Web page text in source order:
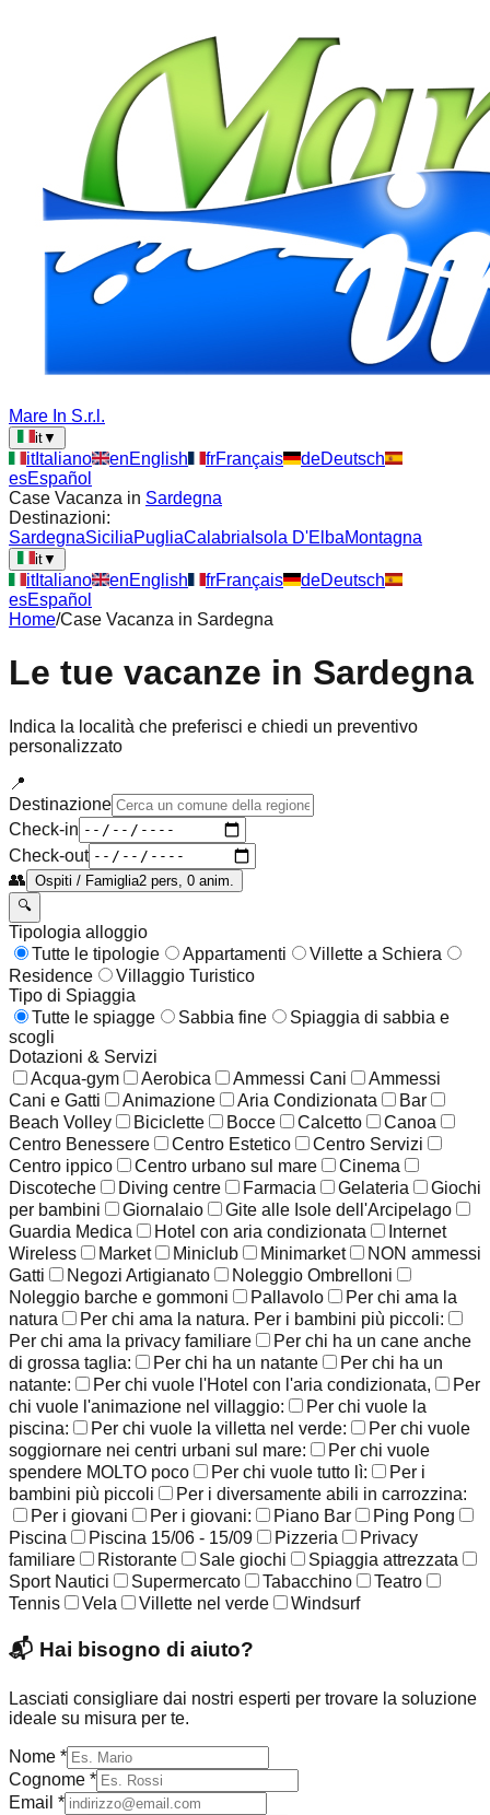
Mare In S.r.l.
it▼
itItaliano enEnglish frFrançais deDeutsch
esEspañol
Case Vacanza in Sardegna
Destinazioni:
SardegnaSiciliaPugliaCalabria Isola D'ElbaMontagna
it▼
itItaliano enEnglish frFrançais deDeutsch
esEspañol
Home/Case Vacanza in Sardegna
Le tue vacanze in Sardegna
Indica la località che preferisci e chiedi un preventivo
personalizzato
📍
Destinazione
Check-in
Check-out
👥 Ospiti / Famiglia2 pers, 0 anim.
🔍
Tipologia alloggio
Tutte le tipologie
Appartamenti
Villette a Schiera
Residence
Villaggio Turistico
Tipo di Spiaggia
Tutte le spiagge
Sabbia fine
Spiaggia di sabbia e
scogli
Dotazioni & Servizi
Acqua-gym
Aerobica Ammessi Cani
Ammessi
Cani e Gatti
Animazione Aria Condizionata
Bar
Beach Volley
Biciclette Bocce Calcetto
Canoa
Centro Benessere
Centro Estetico
Centro Servizi
Centro ippico
Centro urbano sul mare
Cinema
Discoteche
Diving centre Farmacia Gelateria
Giochi
per bambini
Giornalaio
Gite alle Isole dell'Arcipelago
Guardia Medica
Hotel con aria condizionata
Internet
Wireless
Market Miniclub Minimarket
NON ammessi
Gatti
Negozi Artigianato
Noleggio Ombrelloni
Noleggio barche e gommoni
Pallavolo
Per chi ama la
natura
Per chi ama la natura. Per i bambini più piccoli:
Per chi ama la privacy familiare
Per chi ha un cane anche
di grossa taglia:
Per chi ha un natante
Per chi ha un
natante:
Per chi vuole l'Hotel con l'aria condizionata,
Per
chi vuole l'animazione nel villaggio:
Per chi vuole la
piscina:
Per chi vuole la villetta nel verde:
Per chi vuole
soggiornare nei centri urbani sul mare:
Per chi vuole
spendere MOLTO poco
Per chi vuole tutto lì:
Per i
bambini più piccoli
Per i diversamente abili in carrozzina:
Per i giovani
Per i giovani: Piano Bar
Ping Pong
Piscina
Piscina 15/06 - 15/09 Pizzeria
Privacy
familiare
Ristorante Sale giochi
Spiaggia attrezzata
Sport Nautici
Supermercato Tabacchino
Teatro
Tennis
Vela Villette nel verde Windsurf
📬 Hai bisogno di aiuto?
Lasciati consigliare dai nostri esperti per trovare la soluzione
ideale su misura per te.
Nome *
Cognome *
Email *